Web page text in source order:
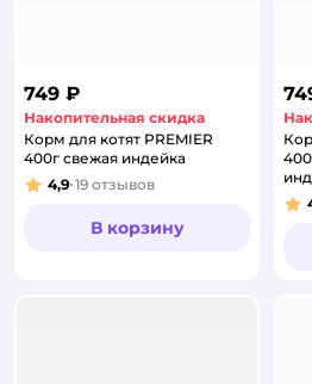
749 ₽
Накопительная скидка
Корм для котят PREMIER
400г свежая индейка
Рейтинг:
4,9 19 отзывов
В корзину